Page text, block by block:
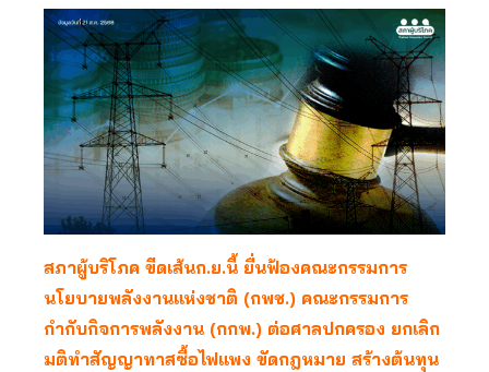
สภาผู้บริโภค ขีดเส้นก.ย.นี้ ยื่นฟ้องคณะกรรมการ
นโยบายพลังงานแห่งชาติ (กพช.) คณะกรรมการ
กำกับกิจการพลังงาน (กกพ.) ต่อศาลปกครอง ยกเลิก
มติทำสัญญาทาสซื้อไฟแพง ขัดกฎหมาย สร้างต้นทุน